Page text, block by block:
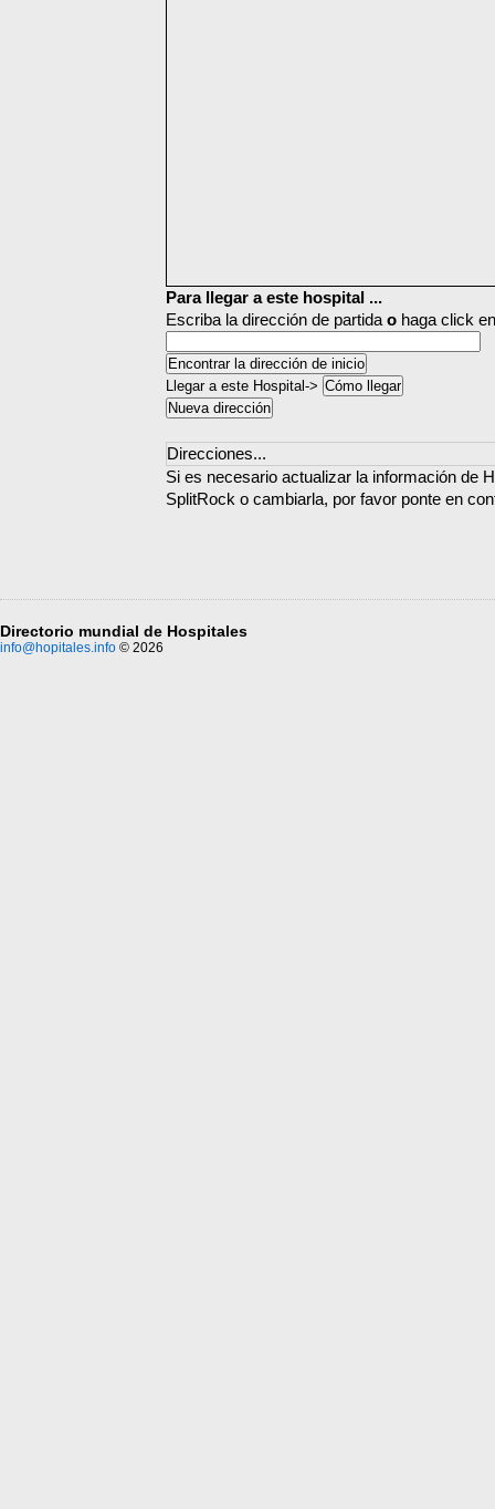
Para llegar a este hospital ...
Escriba la dirección de partida o haga click
Llegar a este Hospital->
Direcciones...
Si es necesario actualizar la información de
SplitRock o cambiarla, por favor ponte en
Directorio mundial de Hospitales
info@hopitales.info © 2026